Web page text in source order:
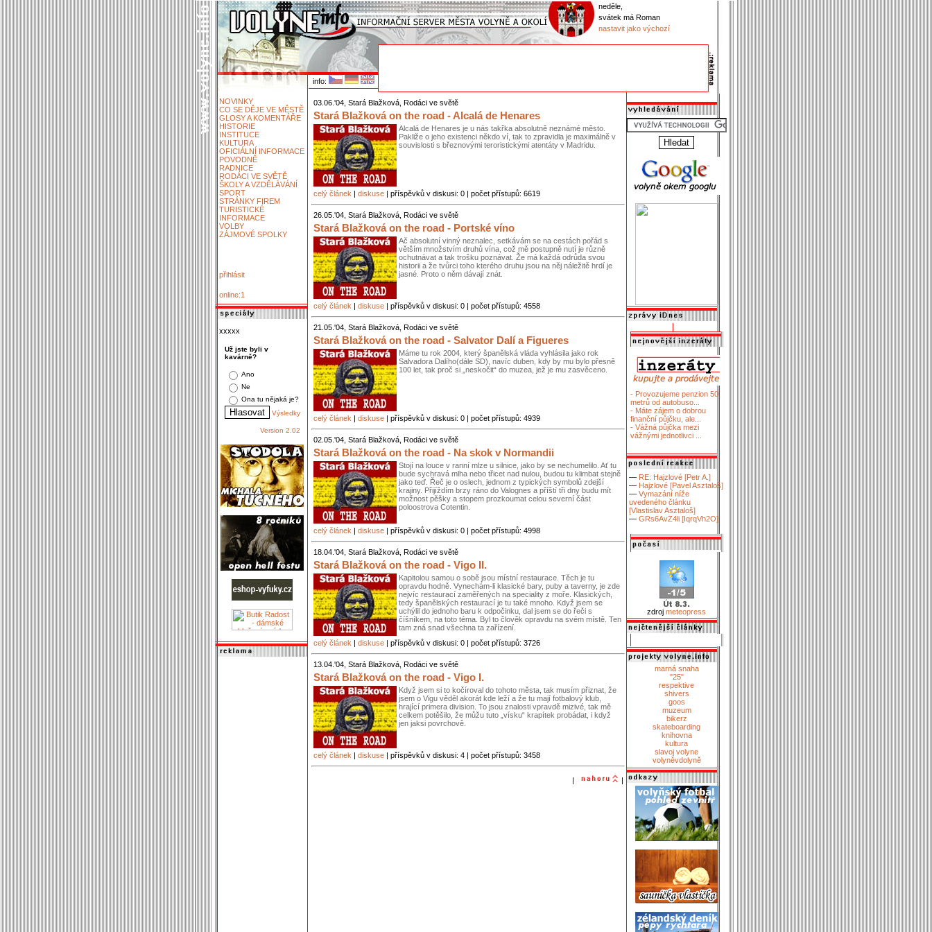
neděle,
svátek má Roman
nastavit jako výchozí
info:
NOVINKY
CO SE DĚJE VE MĚSTĚ
GLOSY A KOMENTÁŘE
HISTORIE
INSTITUCE
KULTURA
OFICIÁLNÍ INFORMACE
POVODNĚ
RADNICE
RODÁCI VE SVĚTĚ
ŠKOLY A VZDĚLÁVÁNÍ
SPORT
STRÁNKY FIREM
TURISTICKÉ
INFORMACE
VOLBY
ZÁJMOVÉ SPOLKY
přihlásit
online:1
xxxxx
Už jste byli v
kavárně?
Ano
Ne
Ona tu nějaká je?
Výsledky
Version 2.02
03.06.'04, Stará Blažková, Rodáci ve světě
Stará Blažková on the road - Alcalá de Henares
Alcalá de Henares je u nás takřka absolutně neznámé město.
Pakliže o jeho existenci někdo ví, tak to zpravidla je maximálně v
souvislosti s březnovými teroristickými atentáty v Madridu.
celý článek | diskuse | příspěvků v diskusi: 0 | počet přístupů: 6619
26.05.'04, Stará Blažková, Rodáci ve světě
Stará Blažková on the road - Portské víno
Ač absolutní vinný neznalec, setkávám se na cestách pořád s
větším množstvím druhů vína, což mě postupně nutí je různě
ochutnávat a tak trošku poznávat. Že má každá odrůda svou
historii a že tvůrci toho kterého druhu jsou na něj náležitě hrdí je
jasné. Proto o něm dávají znát.
celý článek | diskuse | příspěvků v diskusi: 0 | počet přístupů: 4558
21.05.'04, Stará Blažková, Rodáci ve světě
Stará Blažková on the road - Salvator Dalí a Figueres
Máme tu rok 2004, který španělská vláda vyhlásila jako rok
Salvadora Dalího(dále SD), navíc duben, kdy by mu bylo přesně
100 let, tak proč si „neskočit“ do muzea, jež je mu zasvěceno.
celý článek | diskuse | příspěvků v diskusi: 0 | počet přístupů: 4939
02.05.'04, Stará Blažková, Rodáci ve světě
Stará Blažková on the road - Na skok v Normandii
Stojí na louce v ranní mlze u silnice, jako by se nechumelilo. Ať tu
bude sychravá mlha nebo třicet nad nulou, budou tu klimbat stejně
jako teď. Řeč je o oslech, jednom z typických symbolů zdejší
krajiny. Přijíždím brzy ráno do Valognes a příští tři dny budu mít
možnost pěšky a stopem prozkoumat celou severní část
poloostrova Cotentin.
celý článek | diskuse | příspěvků v diskusi: 0 | počet přístupů: 4998
18.04.'04, Stará Blažková, Rodáci ve světě
Stará Blažková on the road - Vigo II.
Kapitolou samou o sobě jsou místní restaurace. Těch je tu
opravdu hodně. Vynechám-li klasické bary, puby a taverny, je zde
nejvíc restaurací zaměřených na speciality z moře. Klasických,
tedy španělských restaurací je tu také mnoho. Když jsem se
uchýlil do jednoho baru k odpočinku, dal jsem se do řeči s
číšníkem, na toto téma. Byl to člověk opravdu na svém místě. Ten
tam zná snad všechna ta zařízení.
celý článek | diskuse | příspěvků v diskusi: 0 | počet přístupů: 3726
13.04.'04, Stará Blažková, Rodáci ve světě
Stará Blažková on the road - Vigo I.
Když jsem si to kočíroval do tohoto města, tak musím přiznat, že
jsem o Vigu věděl akorát kde leží a že tu mají fotbalový klub,
hrající primera division. To jsou znalosti vpravdě mizivé, tak mě
celkem potěšilo, že můžu tuto „vísku“ krapítek probádat, i když
jen jaksi povrchově.
celý článek | diskuse | příspěvků v diskusi: 4 | počet přístupů: 3458
| |
- Provozujeme penzion 50
metrů od autobuso...
- Máte zájem o dobrou
finanční půjčku, ale...
- Vážná půjčka mezi
vážnými jednotlivci ...
— RE: Hajzlové [Petr A.]
— Hajzlové [Pavel Asztaloš]
— Vymazání níže
uvedeného článku
[Vlastislav Asztaloš]
— GRs6AvZ4li [IqrqVh2O]
zdroj meteopress
marná snaha
"25"
respektive
shivers
goos
muzeum
bikerz
skateboarding
knihovna
kultura
slavoj volyne
volyněvdolyně